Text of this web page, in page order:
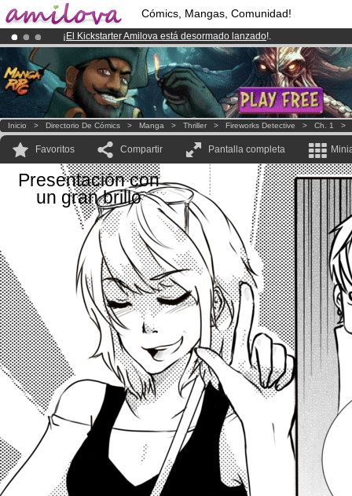
Cómics, Mangas, Comunidad!
¡ El Kickstarter Amilova está desormado lanzado!.
¡Ya tenemos 100000miembrosy 1000Cómics y Mangas!.
¡Conviertete en Premium por3.95 euros al mes!Hazte Premium ya
Inicio > Directorio De Cómics > Manga > Thriller > Fireworks Detective > Ch. 1 >
Favoritos Compartir Pantalla completa
Presentación con
un gran brillo